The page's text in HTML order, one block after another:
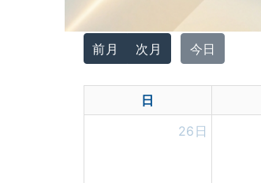
前月 次月 今日
日
26日